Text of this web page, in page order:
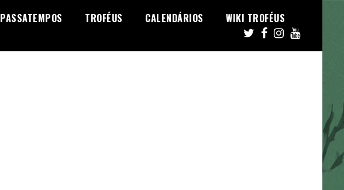
PASSATEMPOS TROFÉUS CALENDÁRIOS WIKI TROFÉUS